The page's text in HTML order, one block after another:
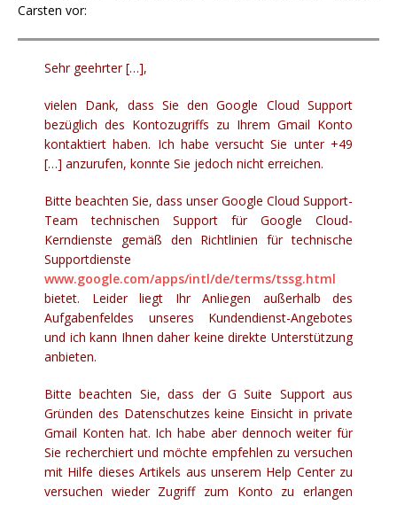
Carsten vor:
Sehr geehrter […],
vielen Dank, dass Sie den Google Cloud Support
bezüglich des Kontozugriffs zu Ihrem Gmail Konto
kontaktiert haben. Ich habe versucht Sie unter +49
[…] anzurufen, konnte Sie jedoch nicht erreichen.
Bitte beachten Sie, dass unser Google Cloud Support-
Team technischen Support für Google Cloud-
Kerndienste gemäß den Richtlinien für technische
Supportdienste
www.google.com/apps/intl/de/terms/tssg.html
bietet. Leider liegt Ihr Anliegen außerhalb des
Aufgabenfeldes unseres Kundendienst-Angebotes
und ich kann Ihnen daher keine direkte Unterstützung
anbieten.
Bitte beachten Sie, dass der G Suite Support aus
Gründen des Datenschutzes keine Einsicht in private
Gmail Konten hat. Ich habe aber dennoch weiter für
Sie recherchiert und möchte empfehlen zu versuchen
mit Hilfe dieses Artikels aus unserem Help Center zu
versuchen wieder Zugriff zum Konto zu erlangen